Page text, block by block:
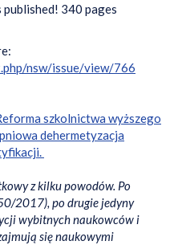
340 pages
nsw/issue/view/766
szkolnictwa wyższego
dehermetyzacja
z kilku powodów. Po
2017), po drugie jedyny
wybitnych naukowców i
się naukowymi